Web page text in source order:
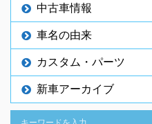
中古車情報
車名の由来
カスタム・パーツ
新車アーカイブ